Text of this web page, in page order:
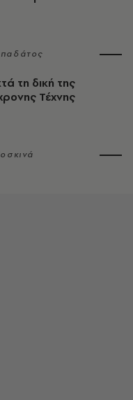
τη δική της
Τέχνης